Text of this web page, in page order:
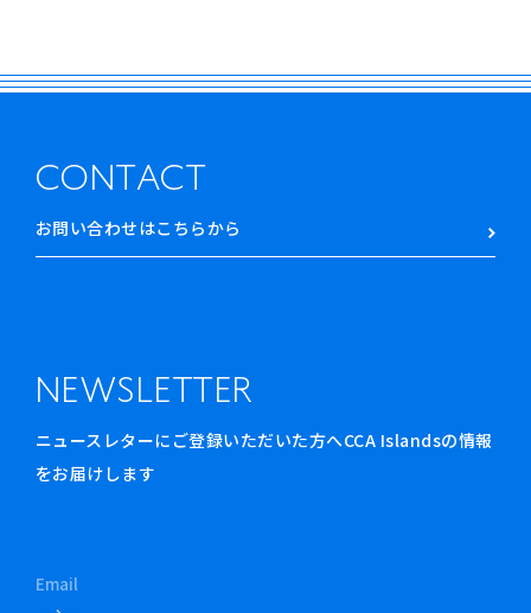
CONTACT
お問い合わせはこちらから
NEWSLETTER
ニュースレターにご登録いただいた方へCCA Islandsの情報
をお届けします